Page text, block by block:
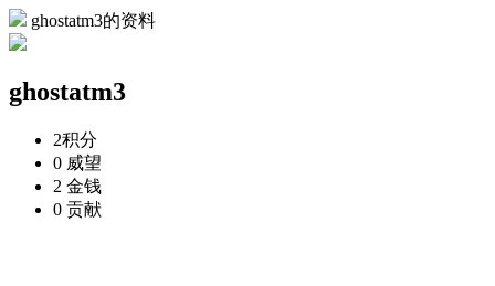
ghostatm3的资料
ghostatm3
2积分
0 威望
2 金钱
0 贡献